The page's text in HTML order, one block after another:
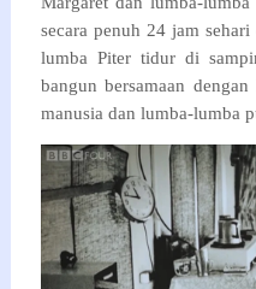
secara penuh 24 jam
lumba Piter tidur di
bangun bersamaan
manusia dan lumba-lumba